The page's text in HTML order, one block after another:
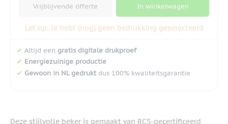
Vrijblijvende offerte In winkelwagen
Let op: Je hebt (nog) geen bedrukking geselecteerd
✔ Altijd een gratis digitale drukproef
✔ Energiezuinige productie
✔ Gewoon in NL gedruktdus 100% kwaliteitsgarantie
Deze stijlvolle beker is gemaakt van RCS-gecertificeerd